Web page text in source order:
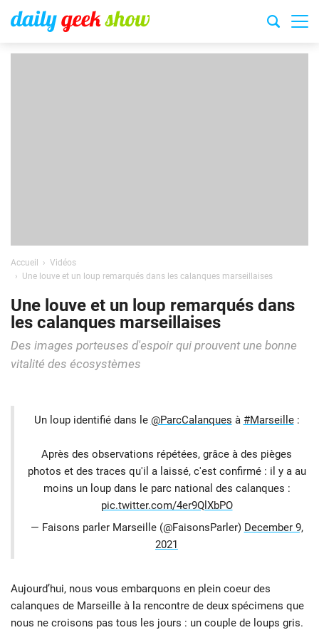
Accueil
Vidéos
Une louve et un loup remarqués dans les calanques marseillaises
Une louve et un loup remarqués dans
les calanques marseillaises
Des images porteuses d'espoir qui prouvent une bonne
vitalité des écosystèmes
Un loup identifié dans le @ParcCalanques à #Marseille:
Après des observations répétées, grâce à des pièges
photos et des traces qu'il a laissé, c'est confirmé : il y a au
moins un loup dans le parc national des calanques :
pic.twitter.com/4er9QlXbPO
— Faisons parler Marseille (@FaisonsParler) December 9,
2021
Aujourd’hui, nous vous embarquons en plein coeur des
calanques de Marseille à la rencontre de deux spécimens que
nous ne croisons pas tous les jours : un couple de loups gris.